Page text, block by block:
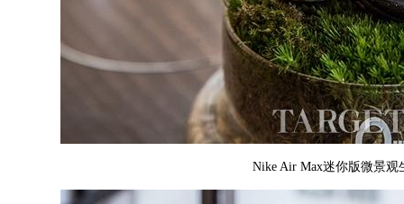
Nike Air Max迷你版微景观